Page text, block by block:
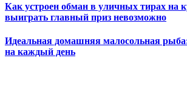
Как устроен обман в уличных тирах на
выиграть главный приз невозможно
Идеальная домашняя малосольная
на каждый день